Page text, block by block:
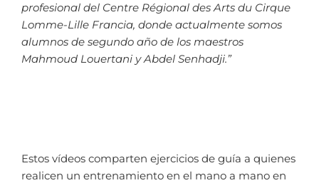
profesional del Centre Régional des Arts du Cirque
Lomme-Lille Francia, donde actualmente somos
alumnos de segundo año de los maestros
Mahmoud Louertani y Abdel Senhadji.”
Estos vídeos comparten ejercicios de guía a quienes
realicen un entrenamiento en el mano a mano en